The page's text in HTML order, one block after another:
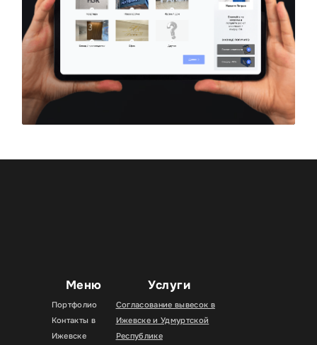
Меню
Портфолио
Контакты в
Ижевске
Услуги
Согласование вывесок в
Ижевске и Удмуртской
Республике